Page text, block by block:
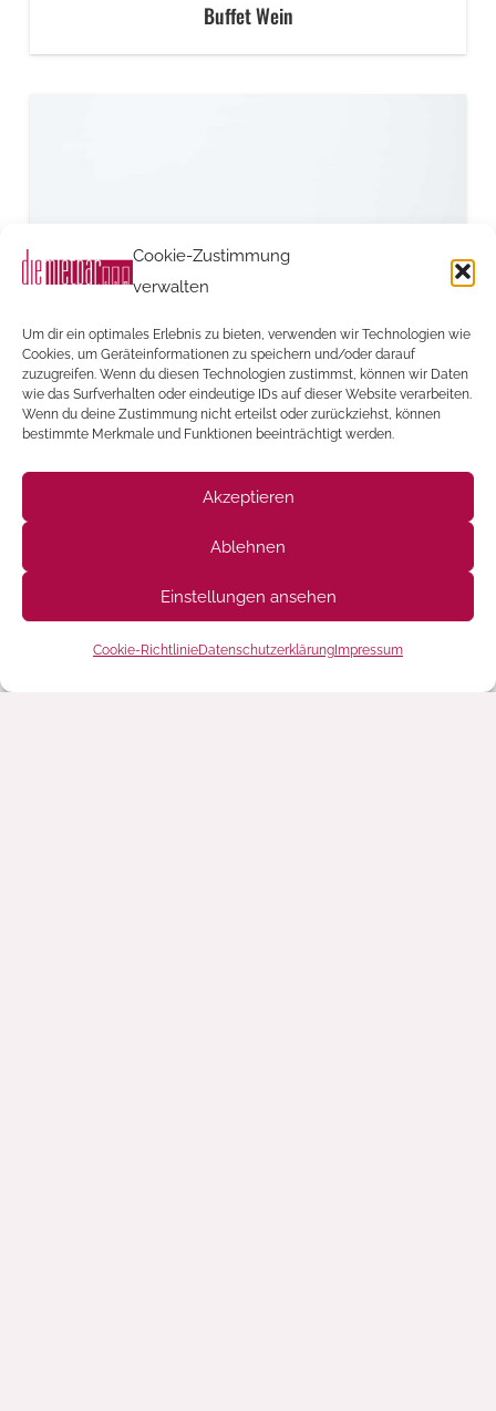
Cookie-Zustimmung
verwalten
Um dir ein optimales Erlebnis zu bieten, verwenden wir Technologien wie
Cookies, um Geräteinformationen zu speichern und/oder darauf
zuzugreifen. Wenn du diesen Technologien zustimmst, können wir Daten
wie das Surfverhalten oder eindeutige IDs auf dieser Website verarbeiten.
Wenn du deine Zustimmung nicht erteilst oder zurückziehst, können
bestimmte Merkmale und Funktionen beeinträchtigt werden.
Akzeptieren
Ablehnen
Einstellungen ansehen
Cookie-RichtlinieDatenschutzerklärung Impressum
Buffet Wein
Holzstuhl Berta